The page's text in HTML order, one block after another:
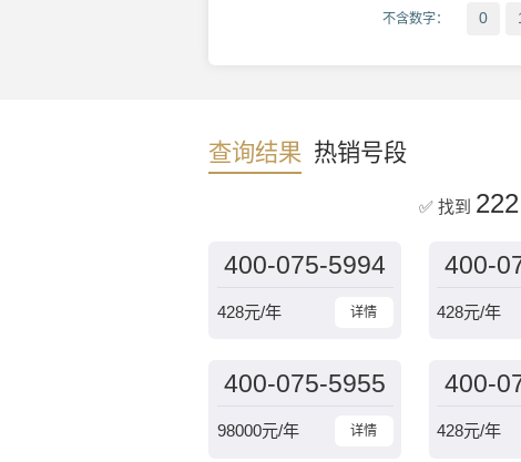
不含数字： 0
查询结果 热销号段
✅ 找到 222
400-075-5994
详情
428元/年
400-
428元/年
400-075-5955
详情
98000元/年
400-
428元/年